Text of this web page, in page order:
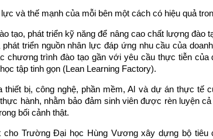
và thế mạnh của mỗi bên một cách có hiệu quả
tạo, phát triển kỹ năng để nâng cao chất lượng đào
triển nguồn nhân lực đáp ứng nhu cầu của
chương trình đào tạo gần với yêu cầu thực tiễn của
tập tinh gọn (Lean Learning Factory).
bị, công nghệ, phần mềm, Al và dự án thực tế
hành, nhằm bảo đảm sinh viên được rèn luyện
bối cảnh thật.
cho Trường Đại học Hùng Vương xây dựng bộ tiêu